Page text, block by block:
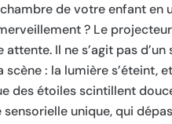
de votre enfant en
? Le
Il ne s’agit pas
: la lumière s’éteint,
des étoiles scintillent
unique, qui